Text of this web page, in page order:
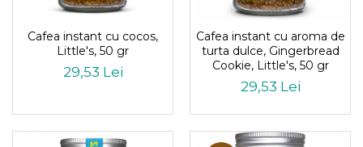
Cafea instant cu cocos,
Little's, 50 gr
29,53 Lei
Cafea instant cu aroma de
turta dulce, Gingerbread
Cookie, Little's, 50 gr
29,53 Lei